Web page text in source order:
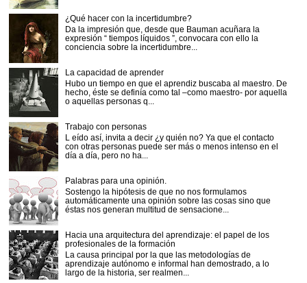
¿Qué hacer con la incertidumbre?
Da la impresión que, desde que Bauman acuñara la
expresión “ tiempos líquidos ”, convocara con ello la
conciencia sobre la incertidumbre...
La capacidad de aprender
Hubo un tiempo en que el aprendiz buscaba al maestro. De
hecho, éste se definía como tal –como maestro- por aquella
o aquellas personas q...
Trabajo con personas
L eído así, invita a decir ¿y quién no? Ya que el contacto
con otras personas puede ser más o menos intenso en el
día a día, pero no ha...
Palabras para una opinión.
Sostengo la hipótesis de que no nos formulamos
automáticamente una opinión sobre las cosas sino que
éstas nos generan multitud de sensacione...
Hacia una arquitectura del aprendizaje: el papel de los
profesionales de la formación
La causa principal por la que las metodologías de
aprendizaje autónomo e informal han demostrado, a lo
largo de la historia, ser realmen...